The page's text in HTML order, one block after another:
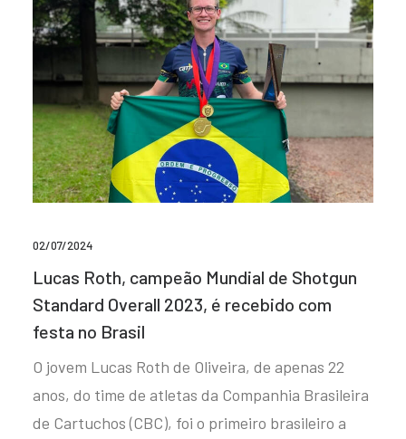
02/07/2024
Lucas Roth, campeão Mundial de Shotgun
Standard Overall 2023, é recebido com
festa no Brasil
O jovem Lucas Roth de Oliveira, de apenas 22
anos, do time de atletas da Companhia Brasileira
de Cartuchos (CBC), foi o primeiro brasileiro a